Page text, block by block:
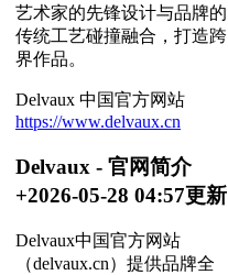
艺术家的先锋设计与品牌的
传统工艺碰撞融合，打造跨
界作品。
Delvaux 中国官方网站
https://www.delvaux.cn
Delvaux - 官网简介
+2026-05-28 04:57更新
Delvaux中国官方网站
（delvaux.cn）提供品牌全